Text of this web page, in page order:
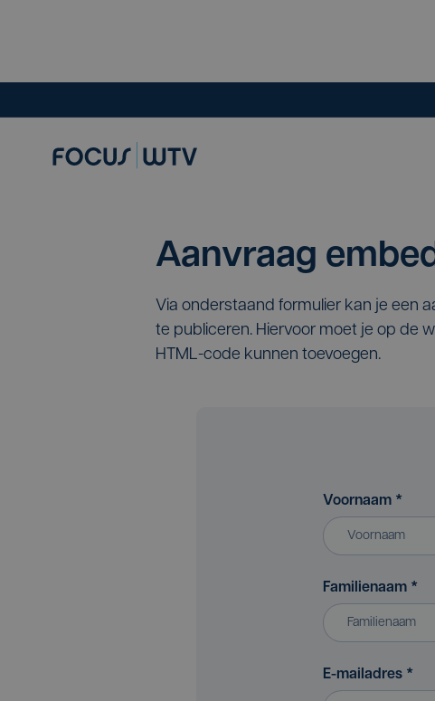
Aanvraag
Via onderstaand formulier kan je een
te publiceren. Hiervoor moet je op de
HTML-code kunnen toevoegen.
Voornaam *
Familienaam *
E-mailadres *